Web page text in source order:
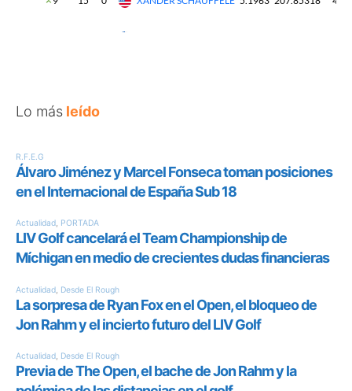
Lo más leído